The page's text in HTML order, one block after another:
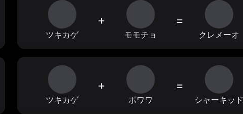
ツキカゲ
+
モモチョ
=
クレメーオ
ツキカゲ
+
ポワワ
=
シャーキッド